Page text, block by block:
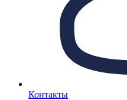
Контакты